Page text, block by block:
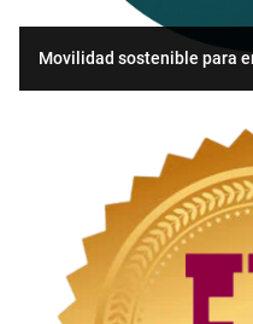
Movilidad sostenible para